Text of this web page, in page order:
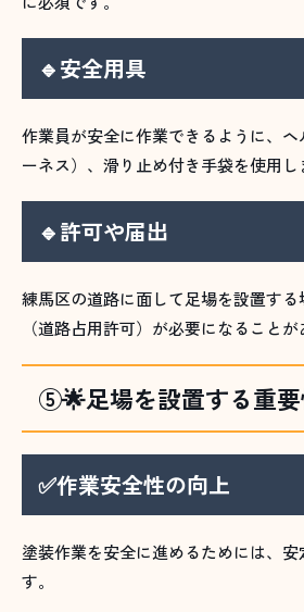
🔹安全用具
作業員が安全に作業できるように、
ーネス）、滑り止め付き手袋を使用し
🔹許可や届出
練馬区の道路に面して足場を設置す
（道路占用許可）が必要になることが
⑤🌟足場を設置する重
✅作業安全性の向上
塗装作業を安全に進めるためには、
す。